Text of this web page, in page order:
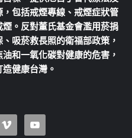
包括戒煙專線、戒煙症狀管
。反對董氏基金會濫用菸捐
吸菸救長照的衛福部政策，
和一氧化碳對健康的危害，
健康台灣。